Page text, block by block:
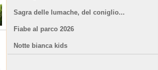
Sagra delle lumache, del coniglio...
Fiabe al parco 2026
Notte bianca kids